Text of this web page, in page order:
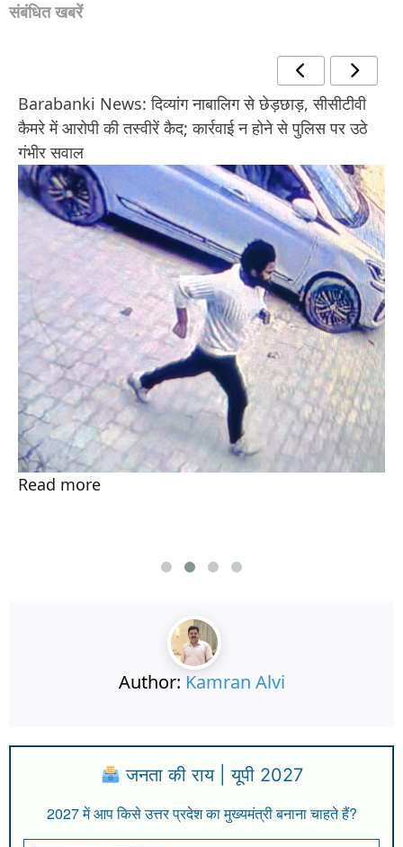
संबंधित खबरें
Barabanki News: दिव्यांग नाबालिग से छेड़छाड़, सीसीटीवी
कैमरे में आरोपी की तस्वीरें कैद; कार्रवाई न होने से पुलिस पर उठे
गंभीर सवाल
Read more
Author: Kamran Alvi
जनता की राय | यूपी 2027
2027 में आप किसे उत्तर प्रदेश का मुख्यमंत्री बनाना चाहते हैं?